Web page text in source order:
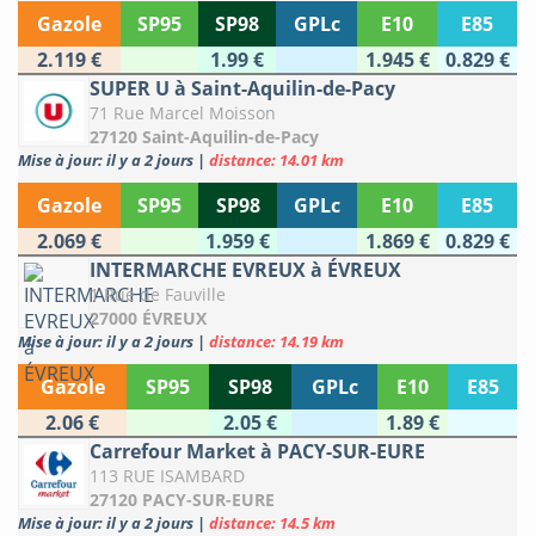
Gazole SP95 SP98 GPLc E10
E85
2.119 €
1.99 € 1.945 €
0.829 €
SUPER U à Saint-Aquilin-de-Pacy
71 Rue Marcel Moisson
27120 Saint-Aquilin-de-Pacy
Mise à jour: il y a 2 jours | distance: 14.01 km
Gazole SP95 SP98 GPLc E10
E85
2.069 €
1.959 € 1.869 €
0.829 €
INTERMARCHE EVREUX à ÉVREUX
1 Rue de Fauville
27000 ÉVREUX
Mise à jour: il y a 2 jours | distance: 14.19 km
Gazole SP95 SP98 GPLc E10
E85
2.06 €
2.05 €
1.89 €
Carrefour Market à PACY-SUR-EURE
113 RUE ISAMBARD
27120 PACY-SUR-EURE
Mise à jour: il y a 2 jours | distance: 14.5 km